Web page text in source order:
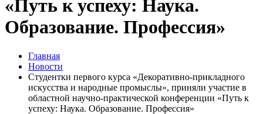
«Путь к успеху: Наука.
Образование. Профессия»
Главная
Новости
Студентки первого курса «Декоративно-прикладного
искусства и народные промыслы», приняли участие в
областной научно-практической конференции «Путь к
успеху: Наука. Образование. Профессия»